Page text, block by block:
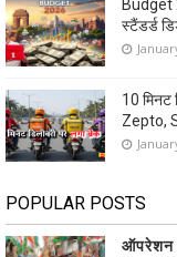
Budget
स्टैंडर्ड
10 मिनट
Zepto,
POPULAR POSTS
ऑपरेशन